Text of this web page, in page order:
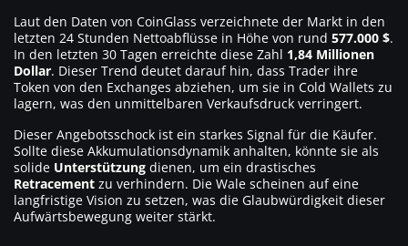
Laut den Daten von CoinGlass verzeichnete der Markt in den
letzten 24 Stunden Nettoabflüsse in Höhe von rund 577.000 $.
In den letzten 30 Tagen erreichte diese Zahl 1,84 Millionen
Dollar. Dieser Trend deutet darauf hin, dass Trader ihre
Token von den Exchanges abziehen, um sie in Cold Wallets zu
lagern, was den unmittelbaren Verkaufsdruck verringert.
Dieser Angebotsschock ist ein starkes Signal für die Käufer.
Sollte diese Akkumulationsdynamik anhalten, könnte sie als
solide Unterstützung dienen, um ein drastisches
Retracement zu verhindern. Die Wale scheinen auf eine
langfristige Vision zu setzen, was die Glaubwürdigkeit dieser
Aufwärtsbewegung weiter stärkt.